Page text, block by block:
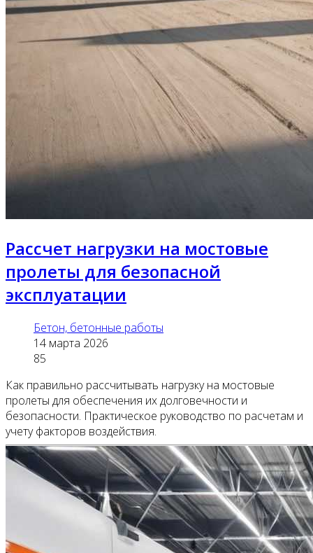
Рассчет нагрузки на мостовые
пролеты для безопасной
эксплуатации
Бетон, бетонные работы
14 марта 2026
85
Как правильно рассчитывать нагрузку на мостовые
пролеты для обеспечения их долговечности и
безопасности. Практическое руководство по расчетам и
учету факторов воздействия.